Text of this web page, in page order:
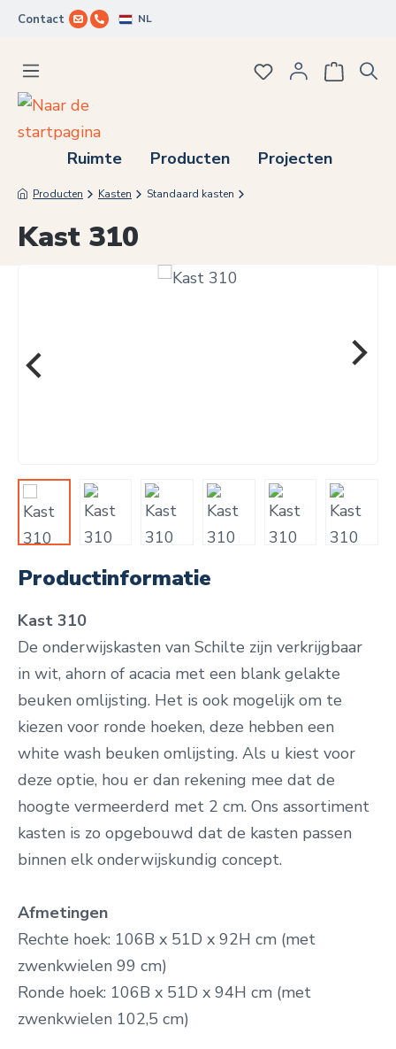
Ga naar de hoofdinhoud
Contact NL
Ruimte Producten Projecten
Je hebt 0 items
Producten Kasten Standaard kasten
Kast 310
Afbeeldingengalerij overslaan
Productinformatie
Kast 310
De onderwijskasten van Schilte zijn verkrijgbaar
in wit, ahorn of acacia met een blank gelakte
beuken omlijsting. Het is ook mogelijk om te
kiezen voor ronde hoeken, deze hebben een
white wash beuken omlijsting. Als u kiest voor
deze optie, hou er dan rekening mee dat de
hoogte vermeerderd met 2 cm. Ons assortiment
kasten is zo opgebouwd dat de kasten passen
binnen elk onderwijskundig concept.
Afmetingen
Rechte hoek: 106B x 51D x 92H cm (met
zwenkwielen 99 cm)
Ronde hoek: 106B x 51D x 94H cm (met
zwenkwielen 102,5 cm)